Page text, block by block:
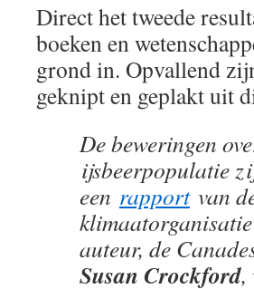
Direct het tweede
boeken en
grond in. Opvallend
geknipt en geplakt uit
De beweringen
ijsbeerpopulatie
een rapportvan
klimaatorganisatie
auteur, de
Susan Crockford,